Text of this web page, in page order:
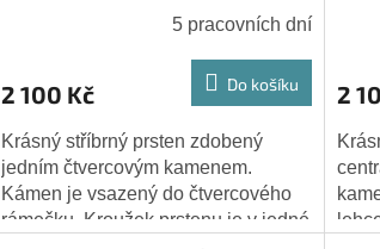
5 pracovních dní
2 100 Kč Do košíku
Krásný stříbrný prsten zdobený
jedním čtvercovým kamenem.
Kámen je vsazený do čtvercového
rámečku. Kroužek prstenu je v jedné
2